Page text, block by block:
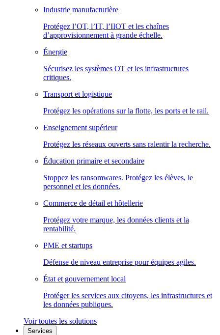
Industrie manufacturière
Protégez l’OT, l’IT, l’IIOT et les chaînes
d’approvisionnement à grande échelle.
Énergie
Sécurisez les systèmes OT et les infrastructures
critiques.
Transport et logistique
Protégez les opérations sur la flotte, les ports et le rail.
Enseignement supérieur
Protégez les réseaux ouverts sans ralentir la recherche.
Éducation primaire et secondaire
Stoppez les ransomwares. Protégez les élèves, le
personnel et les données.
Commerce de détail et hôtellerie
Protégez votre marque, les données clients et la
rentabilité.
PME et startups
Défense de niveau entreprise pour équipes agiles.
État et gouvernement local
Protéger les services aux citoyens, les infrastructures et
les données publiques.
Voir toutes les solutions
Services